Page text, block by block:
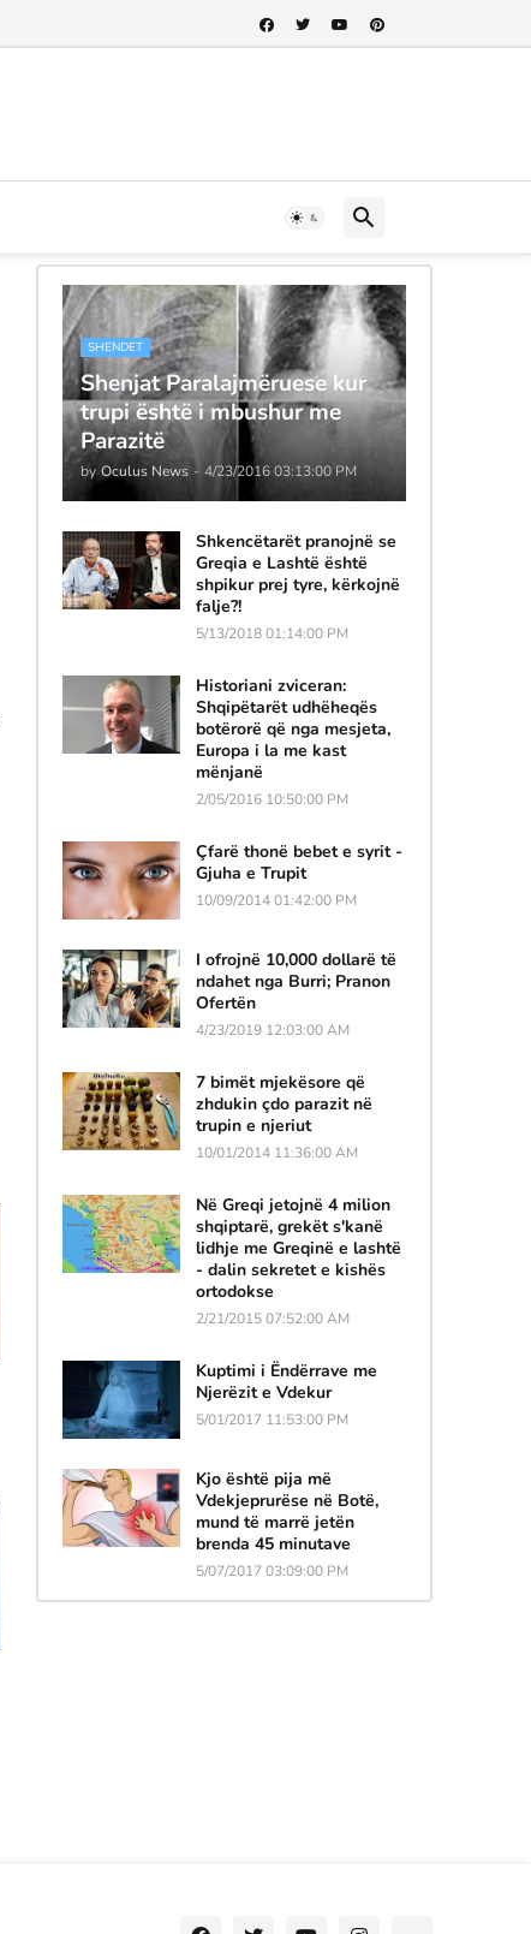
SHENDET
Shenjat Paralajmëruese kur
trupi është i mbushur me
Parazitë
by Oculus News - 4/23/2016 03:13:00 PM
Shkencëtarët pranojnë se
Greqia e Lashtë është
shpikur prej tyre, kërkojnë
falje?!
5/13/2018 01:14:00 PM
Historiani zviceran:
Shqipëtarët udhëheqës
botërorë që nga mesjeta,
Europa i la me kast
mënjanë
2/05/2016 10:50:00 PM
Çfarë thonë bebet e syrit -
Gjuha e Trupit
10/09/2014 01:42:00 PM
I ofrojnë 10,000 dollarë të
ndahet nga Burri; Pranon
Ofertën
4/23/2019 12:03:00 AM
7 bimët mjekësore që
zhdukin çdo parazit në
trupin e njeriut
10/01/2014 11:36:00 AM
Në Greqi jetojnë 4 milion
shqiptarë, grekët s'kanë
lidhje me Greqinë e lashtë
- dalin sekretet e kishës
ortodokse
2/21/2015 07:52:00 AM
Kuptimi i Ëndërrave me
Njerëzit e Vdekur
5/01/2017 11:53:00 PM
Kjo është pija më
Vdekjeprurëse në Botë,
mund të marrë jetën
brenda 45 minutave
5/07/2017 03:09:00 PM